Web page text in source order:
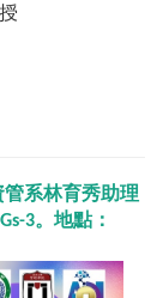
管系林育秀助理
3。地點：